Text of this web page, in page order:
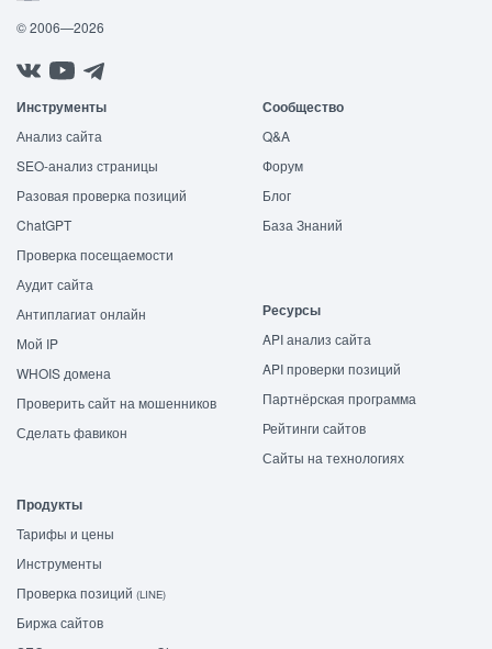
© 2006—2026
Инструменты
Анализ сайта
SEO-анализ страницы
Разовая проверка позиций
ChatGPT
Проверка посещаемости
Аудит сайта
Антиплагиат онлайн
Мой IP
WHOIS домена
Проверить сайт на мошенников
Сделать фавикон
Сообщество
Q&A
Форум
Блог
База Знаний
Ресурсы
API анализ сайта
API проверки позиций
Партнёрская программа
Рейтинги сайтов
Сайты на технологиях
Продукты
Тарифы и цены
Инструменты
Проверка позиций (LINE)
Биржа сайтов